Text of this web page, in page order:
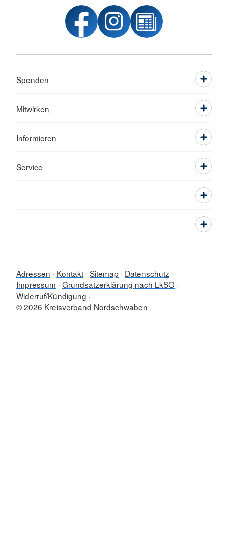
Spenden
Mitwirken
Informieren
Service
Adressen Kontakt Sitemap
Datenschutz
Impressum Grundsatzerklärung nach LkSG
Widerruf/Kündigung
© 2026 Kreisverband Nordschwaben